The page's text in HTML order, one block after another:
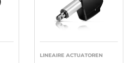
LINEAIRE ACTUATOREN